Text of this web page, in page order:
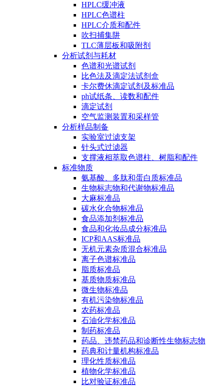
HPLC缓冲液
HPLC色谱柱
HPLC介质和配件
吹扫捕集阱
TLC薄层板和吸附剂
分析试剂与耗材
色谱和光谱试剂
比色法及滴定法试剂盒
卡尔费休滴定试剂及标准品
ph试纸条、读数和配件
滴定试剂
空气监测装置和采样管
分析样品制备
实验室过滤支架
针头式过滤器
支撑液相萃取色谱柱、树脂和配件
标准物质
氨基酸、多肽和蛋白质标准品
生物标志物和代谢物标准品
大麻标准品
碳水化合物标准品
食品添加剂标准品
食品和化妆品成分标准品
ICP和AAS标准品
无机元素杂质混合标准品
离子色谱标准品
脂质标准品
基质物质标准品
微生物标准品
有机污染物标准品
农药标准品
石油化学标准品
制药标准品
药品、违禁药品和诊断性生物标志物
药典和计量机构标准品
理化性质标准品
植物化学标准品
比对验证标准品